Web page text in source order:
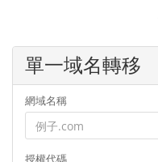
單一域名轉移
網域名稱
授權代碼